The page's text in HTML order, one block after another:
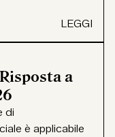
LEGGI
a
di
è applicabile